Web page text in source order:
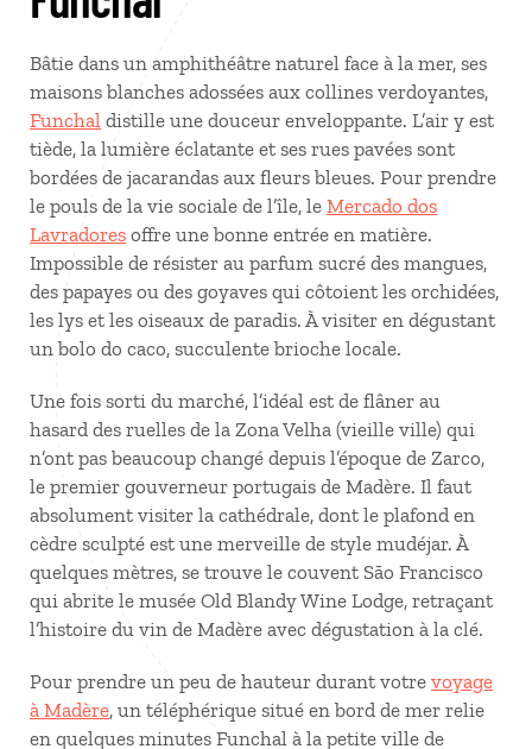
Bâtie dans un amphithéâtre naturel face à la mer, ses
maisons blanches adossées aux collines verdoyantes,
Funchal distille une douceur enveloppante. L’air y est
tiède, la lumière éclatante et ses rues pavées sont
bordées de jacarandas aux fleurs bleues. Pour prendre
le pouls de la vie sociale de l’île, le Mercado dos
Lavradores offre une bonne entrée en matière.
Impossible de résister au parfum sucré des mangues,
des papayes ou des goyaves qui côtoient les orchidées,
les lys et les oiseaux de paradis. À visiter en dégustant
un bolo do caco, succulente brioche locale.
Une fois sorti du marché, l’idéal est de flâner au
hasard des ruelles de la Zona Velha (vieille ville) qui
n’ont pas beaucoup changé depuis l’époque de Zarco,
le premier gouverneur portugais de Madère. Il faut
absolument visiter la cathédrale, dont le plafond en
cèdre sculpté est une merveille de style mudéjar. À
quelques mètres, se trouve le couvent São Francisco
qui abrite le musée Old Blandy Wine Lodge, retraçant
l’histoire du vin de Madère avec dégustation à la clé.
Pour prendre un peu de hauteur durant votre voyage
à Madère, un téléphérique situé en bord de mer relie
en quelques minutes Funchal à la petite ville de